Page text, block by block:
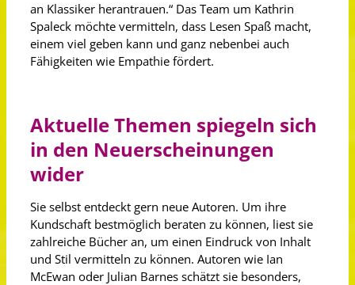
an Klassiker herantrauen.“ Das Team um Kathrin
Spaleck möchte vermitteln, dass Lesen Spaß macht,
einem viel geben kann und ganz nebenbei auch
Fähigkeiten wie Empathie fördert.
Aktuelle Themen spiegeln sich
in den Neuerscheinungen
wider
Sie selbst entdeckt gern neue Autoren. Um ihre
Kundschaft bestmöglich beraten zu können, liest sie
zahlreiche Bücher an, um einen Eindruck von Inhalt
und Stil vermitteln zu können. Autoren wie Ian
McEwan oder Julian Barnes schätzt sie besonders,